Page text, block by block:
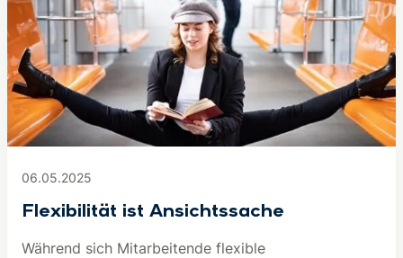
06.05.2025
Flexibilität ist Ansichtssache
Während sich Mitarbeitende flexible